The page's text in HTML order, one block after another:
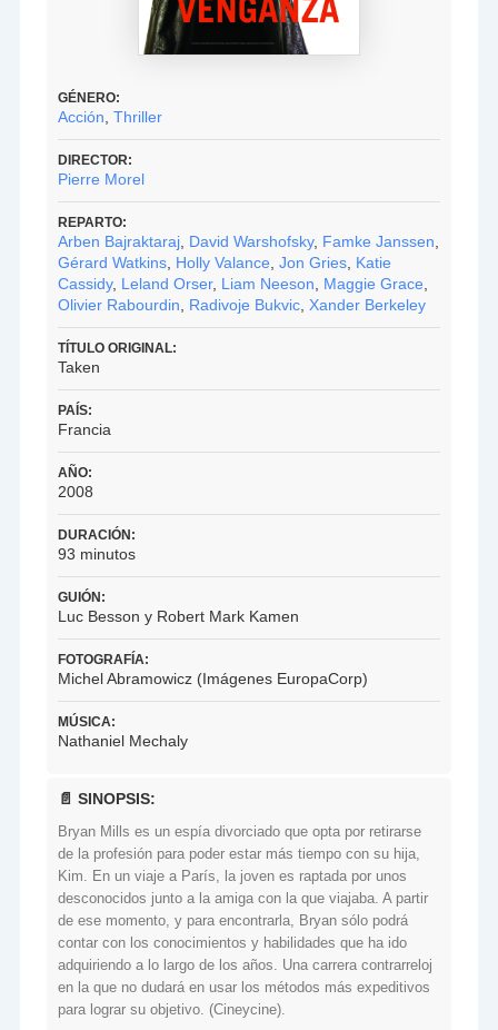
GÉNERO:
Acción ,Thriller
DIRECTOR:
Pierre Morel
REPARTO:
Arben Bajraktaraj David Warshofsky, Famke Janssen
Gérard Watkins Holly Valance ,Jon Gries Katie
Cassidy, Leland Orser, Liam Neeson Maggie Grace
Olivier Rabourdin
Radivoje Bukvic Xander Berkeley
TÍTULO ORIGINAL:
Taken
PAÍS:
Francia
AÑO:
2008
DURACIÓN:
93 minutos
GUIÓN:
Luc Besson y Robert Mark Kamen
FOTOGRAFÍA:
Michel Abramowicz (Imágenes EuropaCorp)
MÚSICA:
Nathaniel Mechaly
📄 SINOPSIS:
Bryan Mills es un espía divorciado que opta por retirarse
de la profesión para poder estar más tiempo con su hija,
Kim. En un viaje a París, la joven es raptada por unos
desconocidos junto a la amiga con la que viajaba. A partir
de ese momento, y para encontrarla, Bryan sólo podrá
contar con los conocimientos y habilidades que ha ido
adquiriendo a lo largo de los años. Una carrera contrarreloj
en la que no dudará en usar los métodos más expeditivos
para lograr su objetivo. (Cineycine).